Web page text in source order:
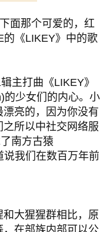
面那个可爱的，红
的《LIKEY》中的歌
主打曲《LIKEY》
的少女们的内心。小
亮的，因为你没有
所以中社交网络服
南方古猿
我们在数百万年前
大猩猩群相比，原
在部族内部可以公